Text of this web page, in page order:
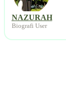
NAZURAH
Biografi User